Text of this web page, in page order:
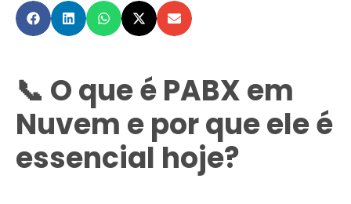
📞 O que é PABX em
Nuvem e por que ele é
essencial hoje?